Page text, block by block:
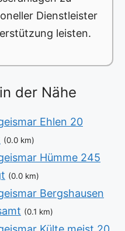
Dienstleister
leisten.
der Nähe
Ehlen 20
(0.0 km)
Hümme 245
(0.0 km)
Bergshausen
(0.1 km)